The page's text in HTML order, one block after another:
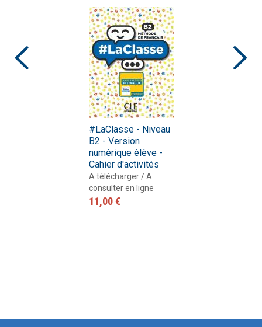
#LaClasse - Niveau
B2 - Version
numérique élève -
Cahier d'activités
A télécharger / A
consulter en ligne
11,00 €